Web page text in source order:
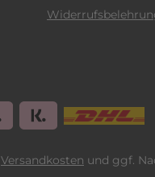
Versandkosten und ggf.